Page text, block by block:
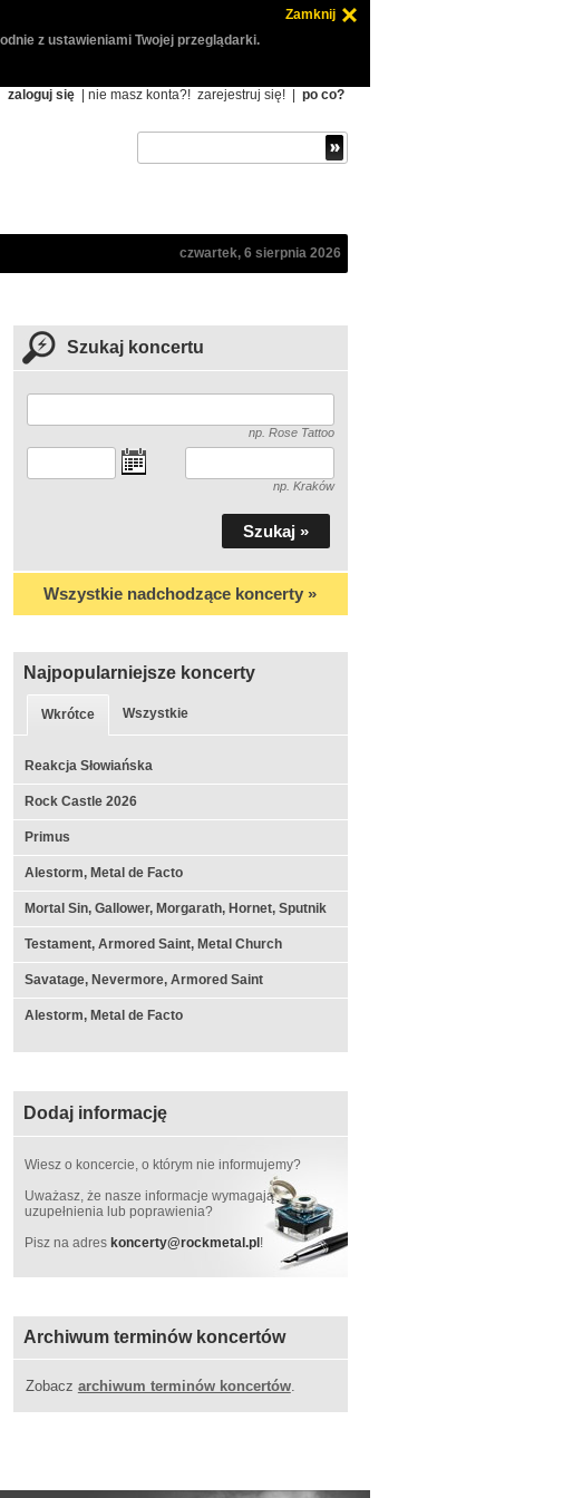
Zamknij
z ustawieniami Twojej przeglądarki.
zaloguj się | nie masz konta?! zarejestruj się! po co?
czwartek, 6 sierpnia 2026
Szukaj koncertu
np. Rose Tattoo
np. Kraków
Wszystkie nadchodzące koncerty »
Najpopularniejsze koncerty
Wkrótce Wszystkie
Reakcja Słowiańska
Rock Castle 2026
Primus
Alestorm, Metal de Facto
Mortal Sin, Gallower, Morgarath, Hornet, Sputnik
Testament, Armored Saint, Metal Church
Savatage, Nevermore, Armored Saint
Alestorm, Metal de Facto
Dodaj informację
Wiesz o koncercie, o którym nie informujemy?
Uważasz, że nasze informacje wymagają
uzupełnienia lub poprawienia?
Pisz na adres koncerty@rockmetal.pl!
Archiwum terminów koncertów
Zobacz archiwum terminów koncertów.